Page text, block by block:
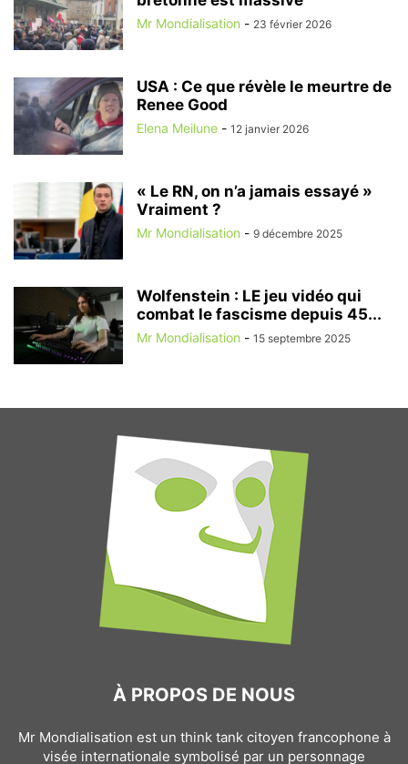
Mr Mondialisation - 23 février 2026
USA : Ce que révèle le meurtre de
Renee Good
Elena Meilune - 12 janvier 2026
« Le RN, on n’a jamais essayé »
Vraiment ?
Mr Mondialisation - 9 décembre 2025
Wolfenstein : LE jeu vidéo qui
combat le fascisme depuis 45...
Mr Mondialisation - 15 septembre 2025
À PROPOS DE NOUS
Mr Mondialisation est un think tank citoyen francophone à
visée internationale symbolisé par un personnage